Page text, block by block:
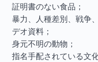
証明書のない食品；
暴力、人種差別、戦争
デオ資料；
身元不明の動物；
指名手配されている文